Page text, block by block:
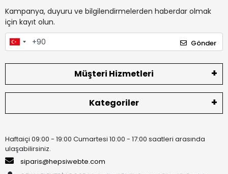
Kampanya, duyuru ve bilgilendirmelerden haberdar olmak
için kayıt olun.
Gönder
Müşteri Hizmetleri
Kategoriler
Haftaiçi 09:00 - 19:00 Cumartesi 10:00 - 17:00 saatleri arasında
ulaşabilirsiniz.
siparis@hepsiwebte.com